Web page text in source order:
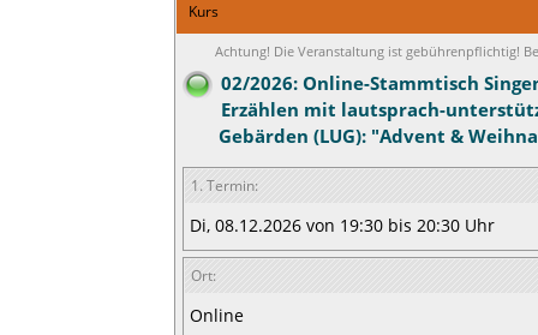
Kurs
Achtung! Die Veranstaltung ist gebührenpflichtig!
02/2026: Online-Stammtisch
Erzählen mit lautsprach-
Gebärden (LUG): "Advent &
1. Termin:
Di, 08.12.2026 von 19:30 bis 20:30 Uhr
Ort:
Online